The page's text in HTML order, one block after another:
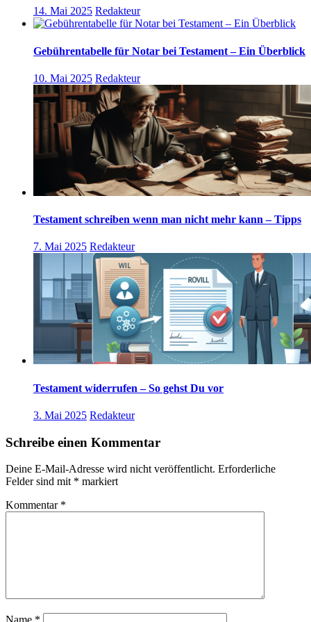
14. Mai 2025 Redakteur
Gebührentabelle für Notar bei Testament – Ein Überblick
10. Mai 2025 Redakteur
Testament schreiben wenn man nicht mehr kann – Tipps
7. Mai 2025 Redakteur
Testament widerrufen – So gehst Du vor
3. Mai 2025 Redakteur
Schreibe einen Kommentar
Deine E-Mail-Adresse wird nicht veröffentlicht. Erforderliche
Felder sind mit * markiert
Kommentar *